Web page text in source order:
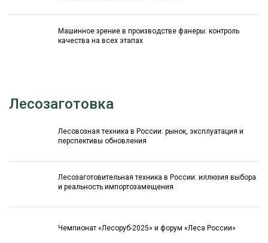
Машинное зрение в производстве фанеры: контроль
качества на всех этапах
Лесозаготовка
Лесовозная техника в России: рынок, эксплуатация и
перспективы обновления
Лесозаготовительная техника в России: иллюзия выбора
и реальность импортозамещения
Чемпионат «Лесоруб-2025» и форум «Леса России»